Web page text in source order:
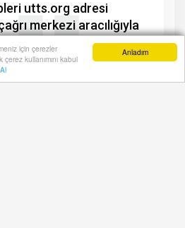
Anladım
için çerezler
kullanımını kabul
utts.org adresi
merkezi aracılığıyla
Haber Ara